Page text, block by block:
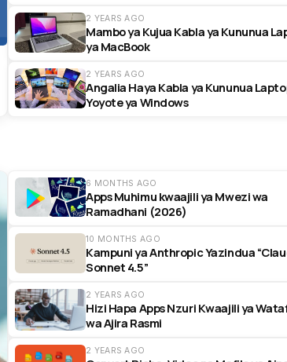
2 YEARS AGO
Mambo ya Kujua Kabla ya Kununua
ya MacBook
2 YEARS AGO
Angalia Haya Kabla ya Kununua
Yoyote ya Windows
6 MONTHS AGO
Apps Muhimu kwaajili ya Mwezi wa
Ramadhani (2026)
10 MONTHS AGO
Kampuni ya Anthropic Yazindua
Sonnet 4.5”
2 YEARS AGO
Hizi Hapa Apps Nzuri Kwaajili ya
wa Ajira Rasmi
2 YEARS AGO